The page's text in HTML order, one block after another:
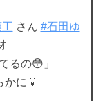
さん #石田ゆ
るの😳」
かに💡